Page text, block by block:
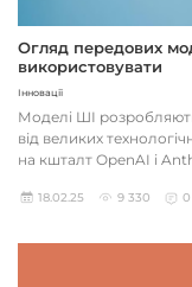
Огляд передових
використовувати
Інновації
Моделі ШІ
від великих
на кшталт OpenAI і
18.02.25 9 330 0